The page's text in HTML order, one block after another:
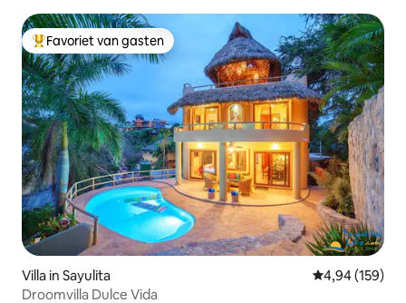
Topfavoriet van gasten
Favoriet van gasten
Villa in Sayulita Gemiddelde
4,94 (159)
Droomvilla Dulce Vida